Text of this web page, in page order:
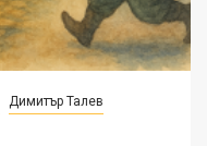
Димитър Талев